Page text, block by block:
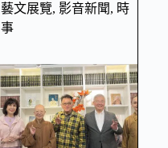
藝文展覽, 影音新聞, 時
事